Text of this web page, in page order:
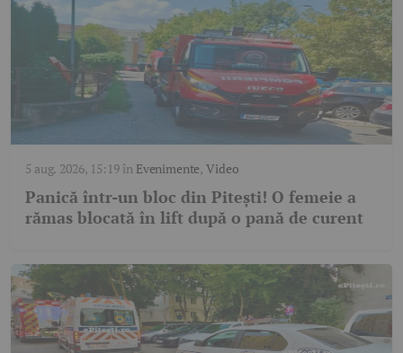
5 aug. 2026, 15:19în Evenimente,Video
Panică într-un bloc din Pitești! O femeie a
rămas blocată în lift după o pană de curent